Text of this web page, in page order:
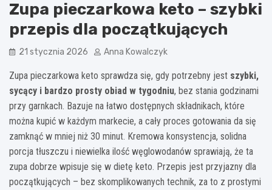
Zupa pieczarkowa keto – szybki
przepis dla początkujących
21 stycznia 2026 Anna Kowalczyk
Zupa pieczarkowa keto sprawdza się, gdy potrzebny jest szybki,
sycący i bardzo prosty obiad w tygodniu, bez stania godzinami
przy garnkach. Bazuje na łatwo dostępnych składnikach, które
można kupić w każdym markecie, a cały proces gotowania da się
zamknąć w mniej niż 30 minut. Kremowa konsystencja, solidna
porcja tłuszczu i niewielka ilość węglowodanów sprawiają, że ta
zupa dobrze wpisuje się w dietę keto. Przepis jest przyjazny dla
początkujących – bez skomplikowanych technik, za to z prostymi